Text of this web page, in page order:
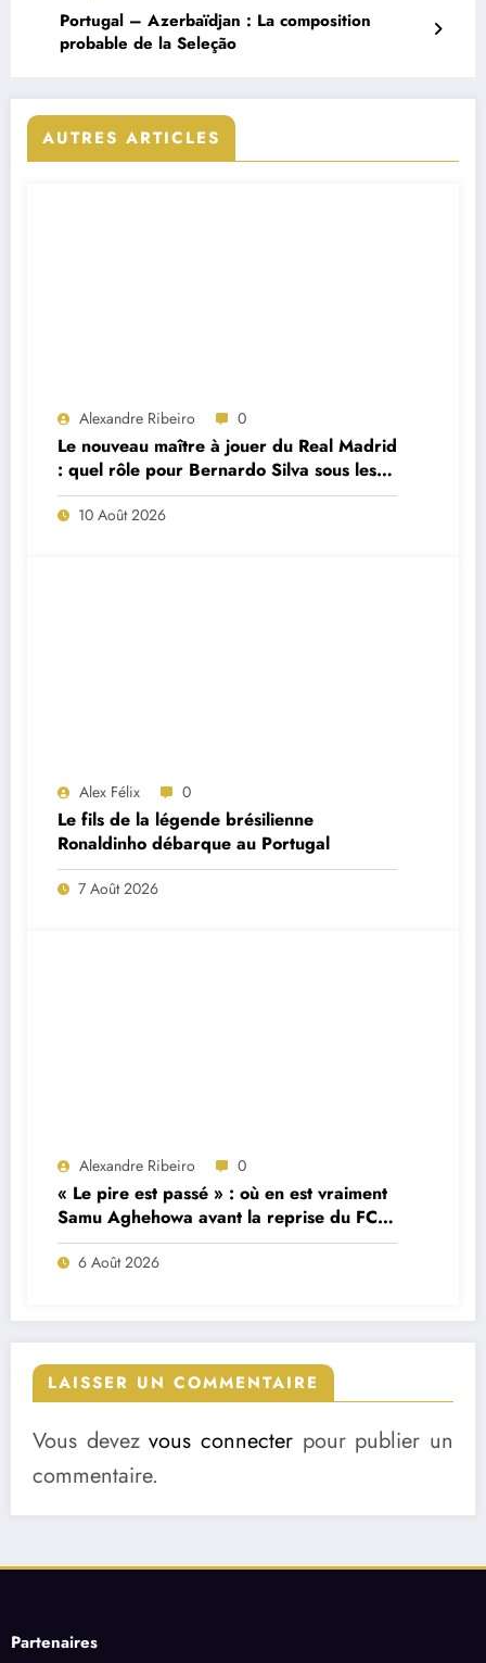
Portugal – Azerbaïdjan : La composition
probable de la Seleção
AUTRES ARTICLES
Alexandre Ribeiro 0
Le nouveau maître à jouer du Real Madrid
: quel rôle pour Bernardo Silva sous les
ordres de José Mourinho ?
10 Août 2026
Alex Félix 0
Le fils de la légende brésilienne
Ronaldinho débarque au Portugal
7 Août 2026
Alexandre Ribeiro 0
« Le pire est passé » : où en est vraiment
Samu Aghehowa avant la reprise du FC
Porto ?
6 Août 2026
LAISSER UN COMMENTAIRE
Vous devezvous connecter pour publier un
commentaire.
Partenaires